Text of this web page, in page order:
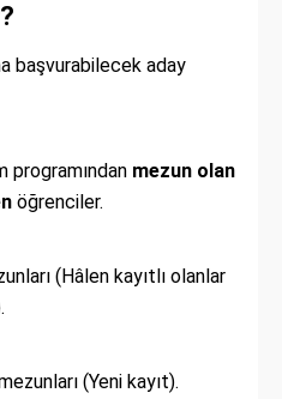
başvurabilecek aday
programından mezun olan
öğrenciler.
(Hâlen kayıtlı olanlar
(Yeni kayıt).